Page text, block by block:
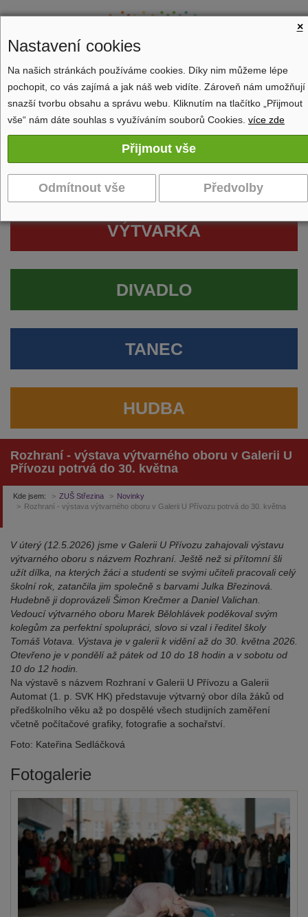
Zobrazit navigaci
VÝTVARKA
DIVADLO
TANEC
HUDBA
Rozhraní - výstava výtvarného oboru v Galerii U
Přívozu potrvá do 30. května
Kde jsem: ZUŠ Střezina
Novinky
Rozhraní - výstava výtvarného oboru v Galerii U Přívozu potrvá do 30. května
V úterý (12.5.2026) jsme v Galerii U Přívozu zahajovali výstavu
výtvarného oboru s názvem Rozhraní. Ještě než si přítomní šli
užít dílka, na kterých žáci a studenti se svými učiteli pracovali celý
školní rok, zatančila jim společně s barvami Julka Březinová.
Hudebně ji doprovázeli Šimon Krečmer a Daniel Valichan.
Vedoucí výtvarného oboru Marek Bělohlávek poděkoval svým
kolegům za perfektní spolupráci, slovo si vzal i ředitel školy
Tomáš Votava. Výstava je v galerii k vidění až do 30. května 2026.
Otevřeno je v pondělí až pátek od 10 do 18 hodin a v sobotu od
10 do 12 hodin.
Na výstavě s názvem Rozhraní v Galerii U Přívozu a Galerii
Automat (1. p. SVK HK) představuje výtvarný obor díla žáků od
předškolního věku až po dospělé všech studijních zaměření
včetně počítačové grafiky, fotografie a sochařství.
Foto: Kateřina Sedláčková
Fotogalerie
×
Nastavení cookies
Na našich stránkách používáme cookies. Díky nim můžeme lépe
pochopit, co vás zajímá a jak náš web vidíte. Zároveň nám umožňují
snazší tvorbu obsahu a správu webu. Kliknutím na tlačítko „Přijmout
vše“ nám dáte souhlas s využíváním souborů Cookies. více zde